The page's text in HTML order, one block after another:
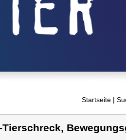
Startseite |